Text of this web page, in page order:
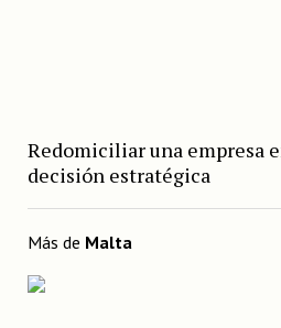
Redomiciliar una empresa
decisión estratégica
Más de Malta